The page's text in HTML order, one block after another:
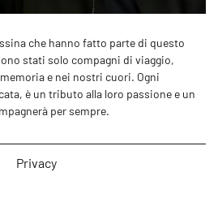
che hanno fatto parte di questo
stati solo compagni di viaggio,
e nei nostri cuori. Ogni
è un tributo alla loro passione e un
per sempre.
Privacy